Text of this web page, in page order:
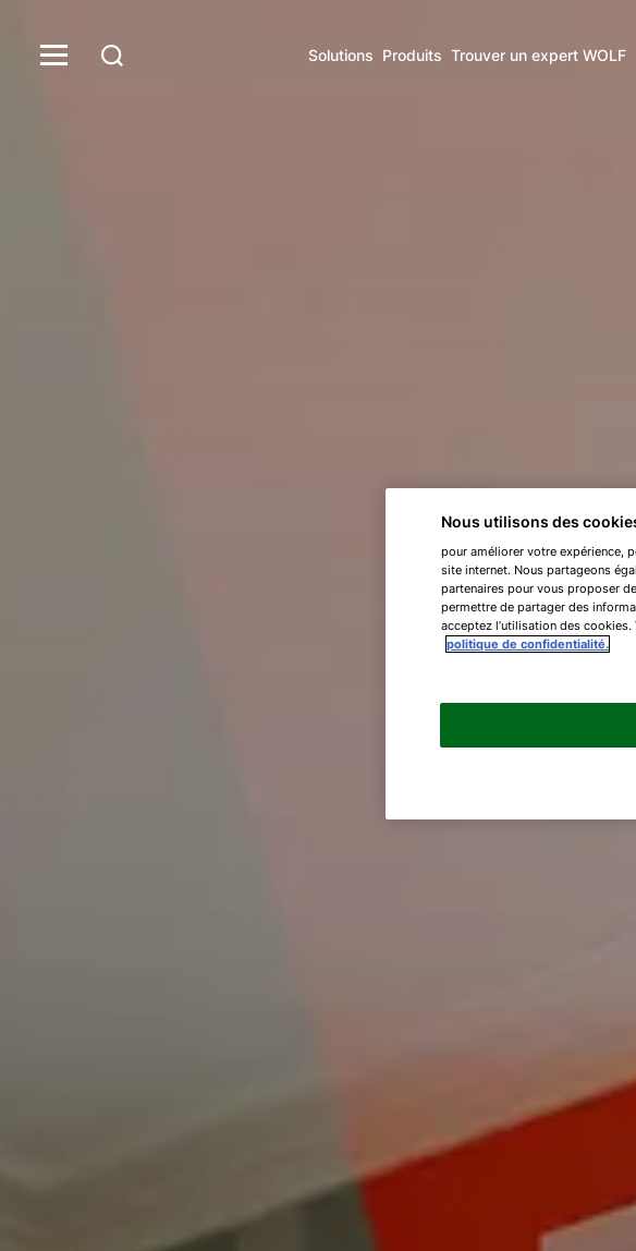
Solutions Produits Trouver un expert WOLF
Nous utilisons des
pour améliorer votre expérience,
site internet. Nous partageons
partenaires pour vous proposer
permettre de partager des
acceptez l’utilisation des
politique de confidentialité.